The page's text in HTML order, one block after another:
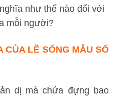
CỦA LẼ SỐNG MẪU SỐ
dị mà chứa đựng bao